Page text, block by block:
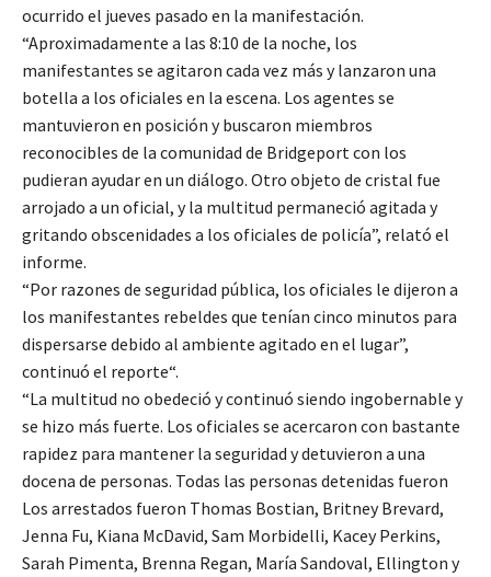
ocurrido el jueves pasado en la manifestación.
“Aproximadamente a las 8:10 de la noche, los
manifestantes se agitaron cada vez más y lanzaron una
botella a los oficiales en la escena. Los agentes se
mantuvieron en posición y buscaron miembros
reconocibles de la comunidad de Bridgeport con los
pudieran ayudar en un diálogo. Otro objeto de cristal fue
arrojado a un oficial, y la multitud permaneció agitada y
gritando obscenidades a los oficiales de policía”, relató el
informe.
“Por razones de seguridad pública, los oficiales le dijeron a
los manifestantes rebeldes que tenían cinco minutos para
dispersarse debido al ambiente agitado en el lugar”,
continuó el reporte“.
“La multitud no obedeció y continuó siendo ingobernable y
se hizo más fuerte. Los oficiales se acercaron con bastante
rapidez para mantener la seguridad y detuvieron a una
docena de personas. Todas las personas detenidas fueron
Los arrestados fueron Thomas Bostian, Britney Brevard,
Jenna Fu, Kiana McDavid, Sam Morbidelli, Kacey Perkins,
Sarah Pimenta, Brenna Regan, María Sandoval, Ellington y